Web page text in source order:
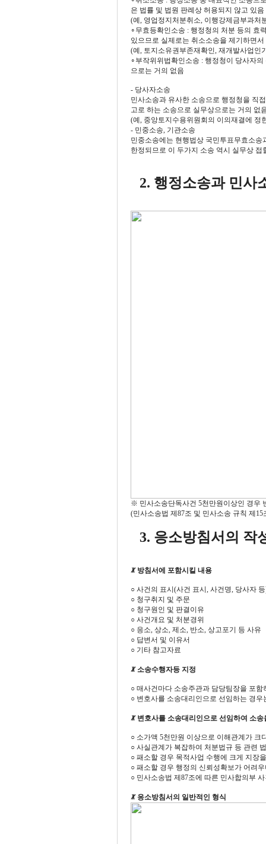
은 법률 및 법원 판례상 허용되지 않고 있음
(예, 영업정지처분취소, 이행강제금부과처
∘무효등확인소송 : 행정청의 처분 등의 효
있으므로 실제로는 취소소송을 제기하면
(예, 토지소유권부존재확인, 재개발사업인
∘부작위위법확인소송 : 행정청이 당사자
으로는 거의 없음
- 당사자소송
민사소송과 유사한 소송으로 행정청을 직
고로 하는 소송으로 실무상으로는 거의 없
(예, 중앙토지수용위원회의 이의재결에 정
- 민중소송, 기관소송
민중소송에는 현행법상 국민투표무효소
한정되므로 이 두가지 소송 역시 실무상 접
2. 행정소송과 민사
※ 민사소송단독사건 5천만원이상인 경우
(민사소송법 제87조 및 민사소송 규칙 제15
3. 응소방침서의 작
ꏚ 방침서에 포함시킬 내용
○ 사건의 표시(사건 표시, 사건명, 당사자
○ 청구취지 및 주문
○ 청구원인 및 판결이유
○ 사건개요 및 처분경위
○ 응소, 상소, 제소, 반소, 상고포기 등 사유
○ 답변서 및 이유서
○ 기타 참고자료
ꏚ 소송수행자등 지정
○ 매사건마다 소송주관과 담당팀장을 포
○ 변호사를 소송대리인으로 선임하는 경우
ꏚ 변호사를 소송대리인으로 선임하여 소
○ 소가액 5천만원 이상으로 이해관계가 크
○ 사실관계가 복잡하여 처분법규 등 관련
○ 패소할 경우 목적사업 수행에 크게 지장
○ 패소할 경우 행정의 신뢰성확보가 어려
○ 민사소송법 제87조에 따른 민사합의부 사
ꏚ 응소방침서의 일반적인 형식